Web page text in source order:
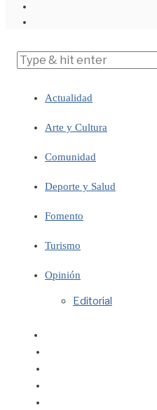
Actualidad
Arte y Cultura
Comunidad
Deporte y Salud
Fomento
Turismo
Opinión
Editorial